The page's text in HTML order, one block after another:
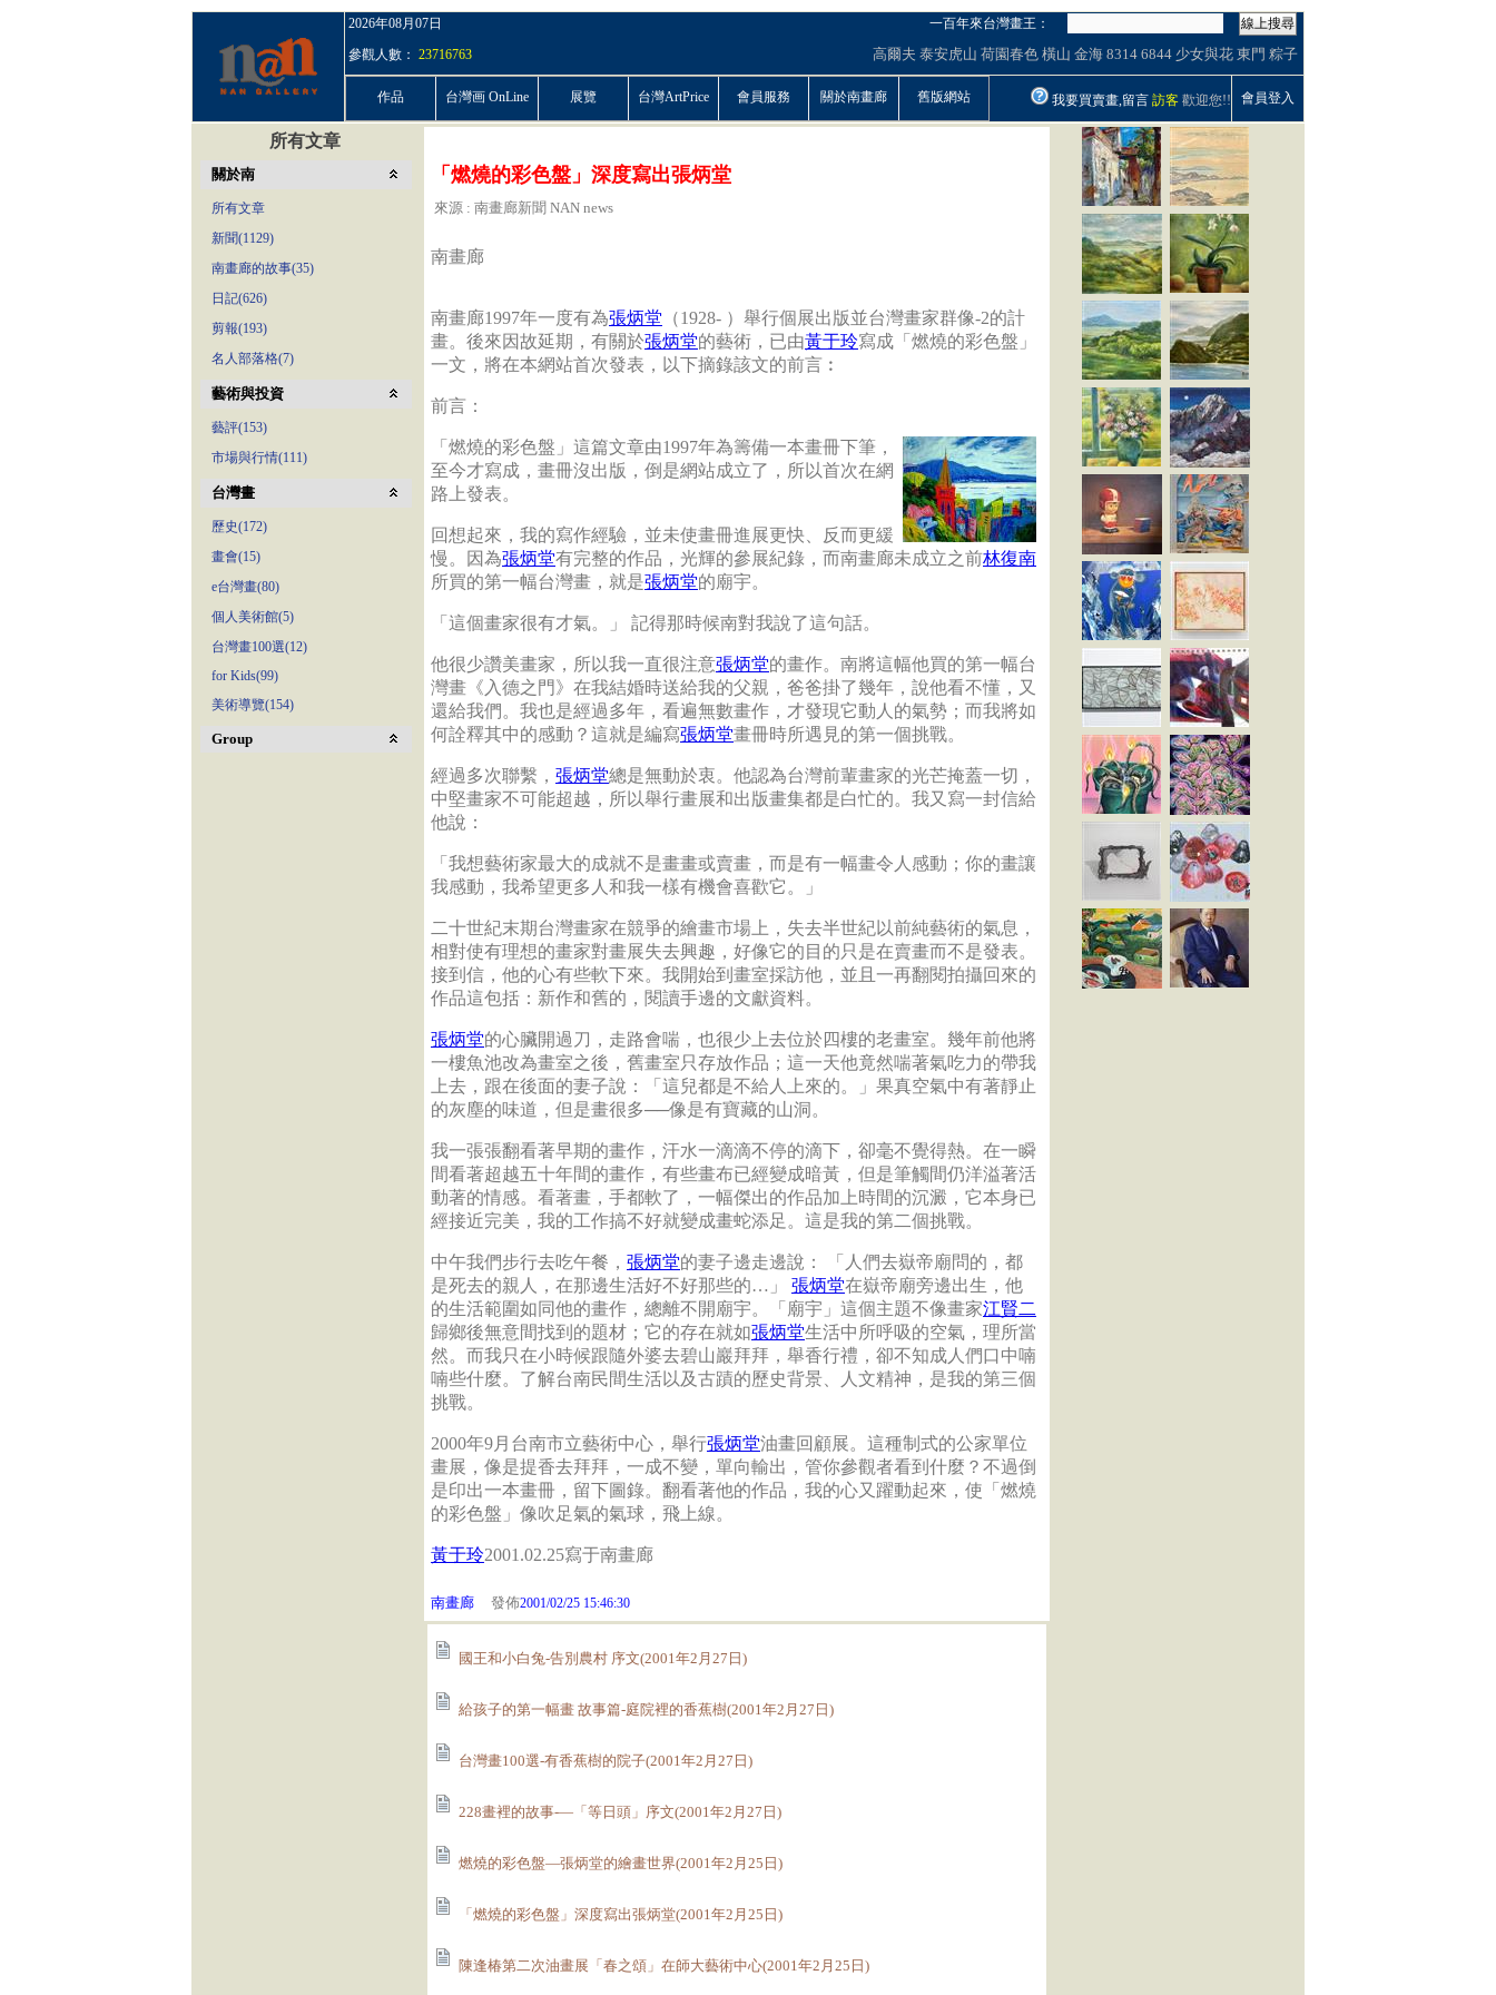
2026年08月07日 一百年來台灣畫王：
線上搜尋
參觀人數： 23716763 高爾夫 泰安虎山 荷園春色 橫山 金海 8314 6844 少女與花 東門 粽子
作品 台灣画 OnLine 展覽 台灣ArtPrice 會員服務 關於南畫廊 舊版網站 我要買賣畫,留言 訪客 歡迎您!! 會員登入
所有文章
關於南
所有文章
新聞(1129)
南畫廊的故事(35)
日記(626)
剪報(193)
名人部落格(7)
藝術與投資
藝評(153)
市場與行情(111)
台灣畫
歷史(172)
畫會(15)
e台灣畫(80)
個人美術館(5)
台灣畫100選(12)
for Kids(99)
美術導覽(154)
Group
「燃燒的彩色盤」深度寫出張炳堂
來源 : 南畫廊新聞 NAN news
南畫廊
南畫廊1997年一度有為張炳堂 （1928- ）舉行個展出版並台灣畫家群像-2的計
畫。後來因故延期，有關於張炳堂的藝術，已由黃于玲寫成「燃燒的彩色盤」
一文，將在本網站首次發表，以下摘錄該文的前言︰
前言：
「燃燒的彩色盤」這篇文章由1997年為籌備一本畫冊下筆，
至今才寫成，畫冊沒出版，倒是網站成立了，所以首次在網
路上發表。
回想起來，我的寫作經驗，並未使畫冊進展更快、反而更緩
慢。因為張炳堂有完整的作品，光輝的參展紀錄，而南畫廊未成立之前林復南
所買的第一幅台灣畫，就是張炳堂的廟宇。
「這個畫家很有才氣。」 記得那時候南對我說了這句話。
他很少讚美畫家，所以我一直很注意張炳堂的畫作。南將這幅他買的第一幅台
灣畫《入德之門》在我結婚時送給我的父親，爸爸掛了幾年，說他看不懂，又
還給我們。我也是經過多年，看遍無數畫作，才發現它動人的氣勢；而我將如
何詮釋其中的感動？這就是編寫張炳堂畫冊時所遇見的第一個挑戰。
經過多次聯繫， 張炳堂總是無動於衷。他認為台灣前輩畫家的光芒掩蓋一切，
中堅畫家不可能超越，所以舉行畫展和出版畫集都是白忙的。我又寫一封信給
他說：
「我想藝術家最大的成就不是畫畫或賣畫，而是有一幅畫令人感動；你的畫讓
我感動，我希望更多人和我一樣有機會喜歡它。」
二十世紀末期台灣畫家在競爭的繪畫市場上，失去半世紀以前純藝術的氣息，
相對使有理想的畫家對畫展失去興趣，好像它的目的只是在賣畫而不是發表。
接到信，他的心有些軟下來。我開始到畫室採訪他，並且一再翻閱拍攝回來的
作品這包括：新作和舊的，閱讀手邊的文獻資料。
張炳堂的心臟開過刀，走路會喘，也很少上去位於四樓的老畫室。幾年前他將
一樓魚池改為畫室之後，舊畫室只存放作品；這一天他竟然喘著氣吃力的帶我
上去，跟在後面的妻子說：「這兒都是不給人上來的。」果真空氣中有著靜止
的灰塵的味道，但是畫很多──像是有寶藏的山洞。
我一張張翻看著早期的畫作，汗水一滴滴不停的滴下，卻毫不覺得熱。在一瞬
間看著超越五十年間的畫作，有些畫布已經變成暗黃，但是筆觸間仍洋溢著活
動著的情感。看著畫，手都軟了，一幅傑出的作品加上時間的沉澱，它本身已
經接近完美，我的工作搞不好就變成畫蛇添足。這是我的第二個挑戰。
中午我們步行去吃午餐， 張炳堂的妻子邊走邊說： 「人們去嶽帝廟問的，都
是死去的親人，在那邊生活好不好那些的…」 張炳堂在嶽帝廟旁邊出生，他
的生活範圍如同他的畫作，總離不開廟宇。「廟宇」這個主題不像畫家江賢二
歸鄉後無意間找到的題材；它的存在就如張炳堂生活中所呼吸的空氣，理所當
然。而我只在小時候跟隨外婆去碧山巖拜拜，舉香行禮，卻不知成人們口中喃
喃些什麼。了解台南民間生活以及古蹟的歷史背景、人文精神，是我的第三個
挑戰。
2000年9月台南市立藝術中心，舉行張炳堂油畫回顧展。這種制式的公家單位
畫展，像是提香去拜拜，一成不變，單向輸出，管你參觀者看到什麼？不過倒
是印出一本畫冊，留下圖錄。翻看著他的作品，我的心又躍動起來，使「燃燒
的彩色盤」像吹足氣的氣球，飛上線。
黃于玲2001.02.25寫于南畫廊
南畫廊 發佈2001/02/25 15:46:30
國王和小白兔-告別農村 序文(2001年2月27日)
給孩子的第一幅畫 故事篇-庭院裡的香蕉樹(2001年2月27日)
台灣畫100選-有香蕉樹的院子(2001年2月27日)
228畫裡的故事-—「等日頭」序文(2001年2月27日)
燃燒的彩色盤—張炳堂的繪畫世界(2001年2月25日)
「燃燒的彩色盤」深度寫出張炳堂(2001年2月25日)
陳逢椿第二次油畫展「春之頌」在師大藝術中心(2001年2月25日)